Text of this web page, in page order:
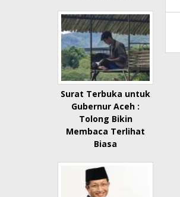
Surat Terbuka untuk
Gubernur Aceh :
Tolong Bikin
Membaca Terlihat
Biasa